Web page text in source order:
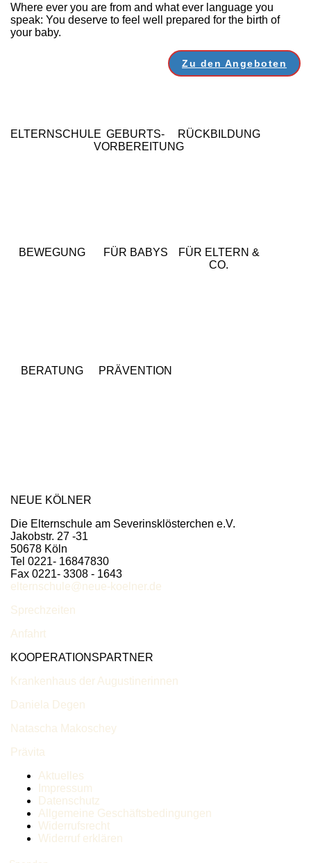
Where ever you are from and what ever language you
speak: You deserve to feel well prepared for the birth of
your baby.
Zu den Angeboten
ELTERNSCHULE GEBURTS-
VORBEREITUNG
RÜCKBILDUNG
BEWEGUNG FÜR BABYS
FÜR ELTERN &
CO.
BERATUNG PRÄVENTION
NEUE KÖLNER
Die Elternschule am Severinsklösterchen e.V.
Jakobstr. 27 -31
50678 Köln
Tel 0221- 16847830
Fax 0221- 3308 - 1643
elternschule@neue-koelner.de
Sprechzeiten
Anfahrt
KOOPERATIONSPARTNER
Krankenhaus der Augustinerinnen
Daniela Degen
Natascha Makoschey
Prävita
Aktuelles
Impressum
Datenschutz
Allgemeine Geschäftsbedingungen
Widerrufsrecht
Widerruf erklären